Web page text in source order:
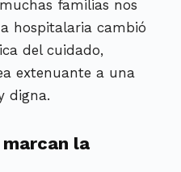
familias nos
hospitalaria cambió
del cuidado,
extenuante a una
digna.
la